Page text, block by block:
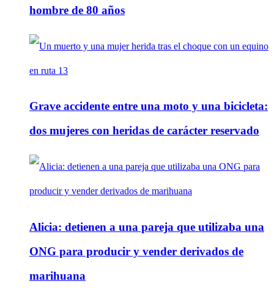
hombre de 80 años
Grave accidente entre una moto y una bicicleta:
dos mujeres con heridas de carácter reservado
Alicia: detienen a una pareja que utilizaba una
ONG para producir y vender derivados de
marihuana